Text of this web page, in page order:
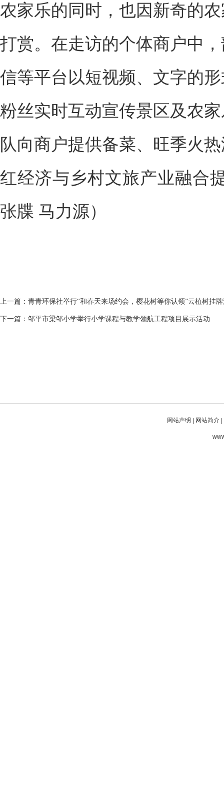
农家乐的同时，也因新奇的
打赏。在走访的个体商户中
信等平台以短视频、文字的
粉丝实时互动宣传景区及农
队向商户提供备菜、旺季火
红经济与乡村文旅产业融合
张牒 马力源）
上一篇： 青青环保社举行“和春天来场约会，樱花树等你认领”云植树挂
下一篇： 邹平市梁邹小学举行小学课程与教学领航工程项目展示活动
网站声明 网站简介|